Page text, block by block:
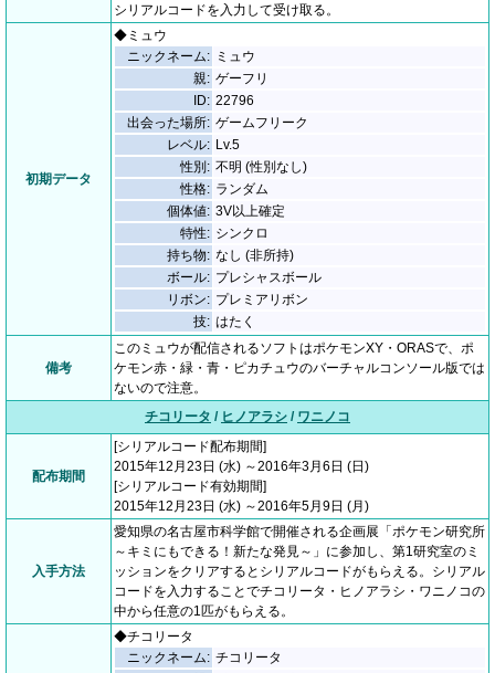
シリアルコードを入力して受け取る。
初期データ
◆ミュウ
ニックネーム: ミュウ
親: ゲーフリ
ID: 22796
出会った場所: ゲームフリーク
レベル: Lv.5
性別: 不明 (性別なし)
性格: ランダム
個体値: 3V以上確定
特性: シンクロ
持ち物: なし (非所持)
ボール: プレシャスボール
リボン: プレミアリボン
技: はたく
備考
このミュウが配信されるソフトはポケモンXY・ORASで、ポ
ケモン赤・緑・青・ピカチュウのバーチャルコンソール版では
ないので注意。
チコリータ / ヒノアラシ / ワニノコ
配布期間
[シリアルコード配布期間]
2015年12月23日 (水) ～2016年3月6日 (日)
[シリアルコード有効期間]
2015年12月23日 (水) ～2016年5月9日 (月)
入手方法
愛知県の名古屋市科学館で開催される企画展「ポケモン研究所
～キミにもできる！新たな発見～」に参加し、第1研究室のミ
ッションをクリアするとシリアルコードがもらえる。シリアル
コードを入力することでチコリータ・ヒノアラシ・ワニノコの
中から任意の1匹がもらえる。
◆チコリータ
ニックネーム: チコリータ